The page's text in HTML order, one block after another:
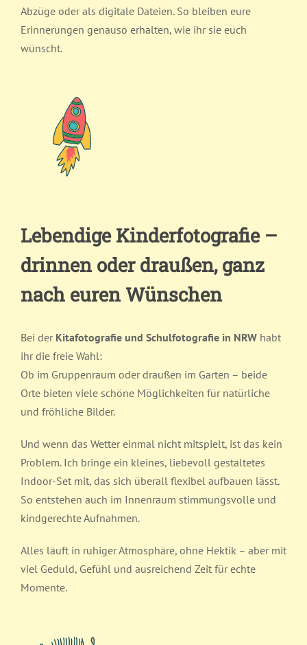
Abzüge oder als digitale Dateien. So bleiben eure
Erinnerungen genauso erhalten, wie ihr sie euch
wünscht.
Lebendige Kinderfotografie –
drinnen oder draußen, ganz
nach euren Wünschen
Bei der Kitafotografie und Schulfotografie in NRWhabt
ihr die freie Wahl:
Ob im Gruppenraum oder draußen im Garten – beide
Orte bieten viele schöne Möglichkeiten für natürliche
und fröhliche Bilder.
Und wenn das Wetter einmal nicht mitspielt, ist das kein
Problem. Ich bringe ein kleines, liebevoll gestaltetes
Indoor-Set mit, das sich überall flexibel aufbauen lässt.
So entstehen auch im Innenraum stimmungsvolle und
kindgerechte Aufnahmen.
Alles läuft in ruhiger Atmosphäre, ohne Hektik – aber mit
viel Geduld, Gefühl und ausreichend Zeit für echte
Momente.